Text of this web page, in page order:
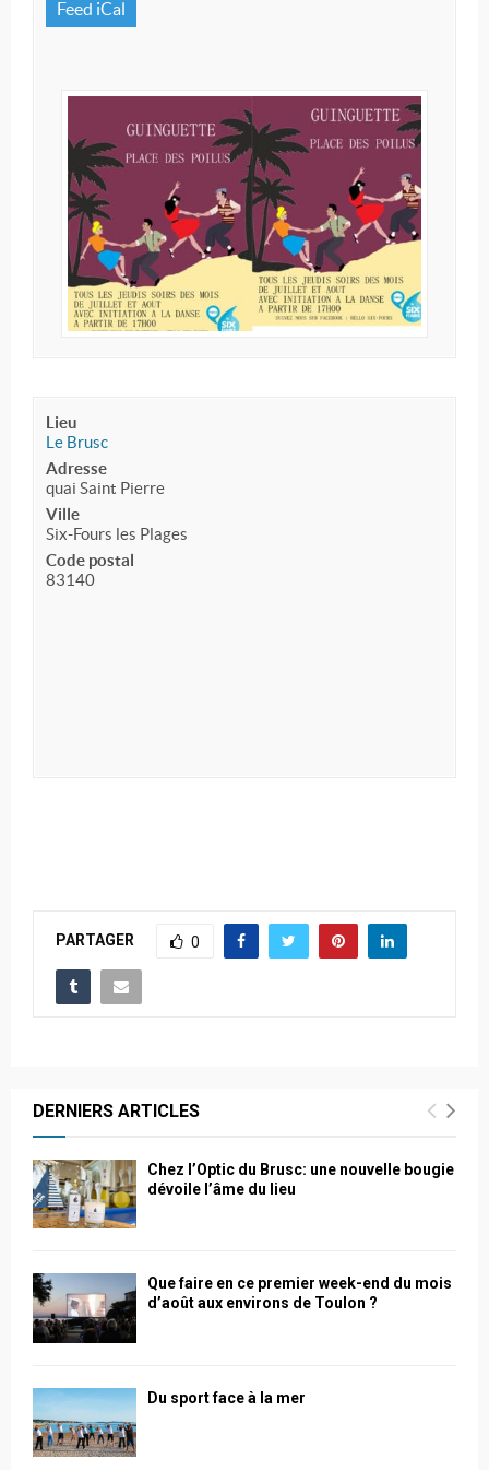
Feed iCal
Lieu
Le Brusc
Adresse
quai Saint Pierre
Ville
Six-Fours les Plages
Code postal
83140
PARTAGER 0
DERNIERS ARTICLES
Chez l’Optic du Brusc: une nouvelle bougie
dévoile l’âme du lieu
Que faire en ce premier week-end du mois
d’août aux environs de Toulon ?
Du sport face à la mer